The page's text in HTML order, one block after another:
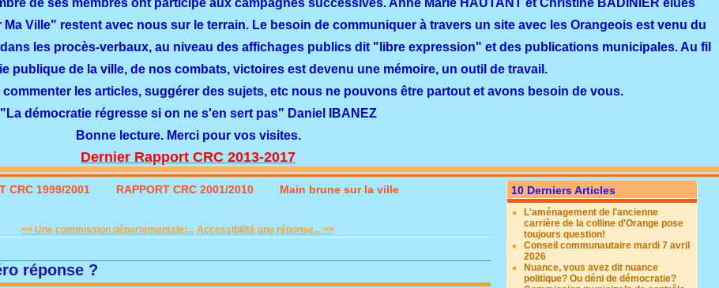
de ses membres ont participé aux campagnes successives. Anne Marie HAUTANT et Christine BADINIER élues
Ville" restent avec nous sur le terrain. Le besoin de communiquer à travers un site avec les Orangeois est venu du
les procès-verbaux, au niveau des affichages publics dit "libre expression" et des publications municipales. Au fil
publique de la ville, de nos combats, victoires est devenu une mémoire, un outil de travail.
les articles, suggérer des sujets, etc nous ne pouvons être partout et avons besoin de vous.
"La démocratie régresse si on ne s'en sert pas" Daniel IBANEZ
Bonne lecture. Merci pour vos visites.
Dernier Rapport CRC 2013-2017
CRC 1999/2001 RAPPORT CRC 2001/2010 Main brune sur la ville
<< Une commission départementale:... Accessibilité une réponse... >>
réponse ?
10 Derniers Articles
L'aménagement de l'ancienne
carrière de la colline d'Orange pose
toujours question!
Conseil communautaire mardi 7 avril
2026
Nuance, vous avez dit nuance
politique? Ou déni de démocratie?